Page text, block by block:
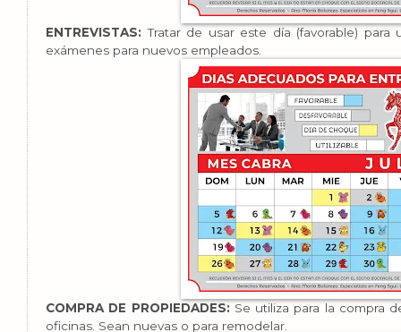
ENTREVISTAS:Tratar de usar este día (favorable) para
exámenes para nuevos empleados.
COMPRA DE PROPIEDADES: Se utiliza para la compra
oficinas. Sean nuevas o para remodelar.